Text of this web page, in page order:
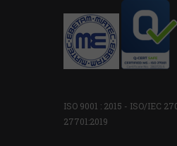
ISO 9001 : 2015 - ISO/IEC
27701:2019